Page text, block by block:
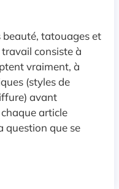
beauté, tatouages et
consiste à
vraiment, à
(styles de
avant
article
question que se